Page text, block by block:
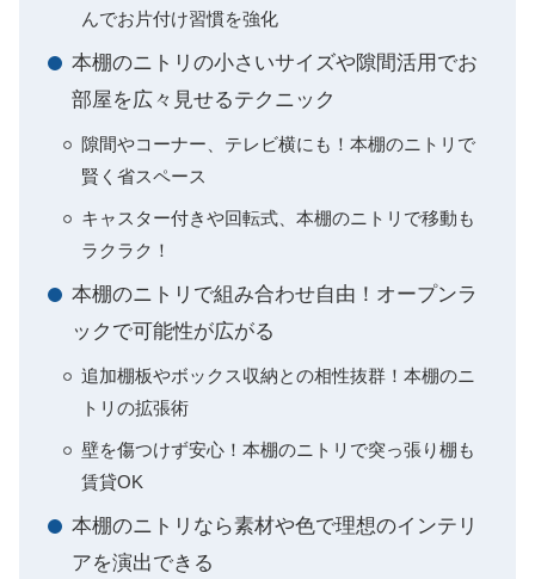
んでお片付け習慣を強化
本棚のニトリの小さいサイズや隙間活用でお
部屋を広々見せるテクニック
隙間やコーナー、テレビ横にも！本棚のニトリで
賢く省スペース
キャスター付きや回転式、本棚のニトリで移動も
ラクラク！
本棚のニトリで組み合わせ自由！オープンラ
ックで可能性が広がる
追加棚板やボックス収納との相性抜群！本棚のニ
トリの拡張術
壁を傷つけず安心！本棚のニトリで突っ張り棚も
賃貸OK
本棚のニトリなら素材や色で理想のインテリ
アを演出できる